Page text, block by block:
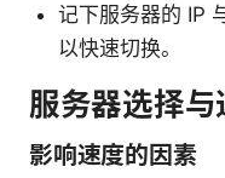
记下服务器的 IP
以快速切换。
服务器选择
影响速度的因素